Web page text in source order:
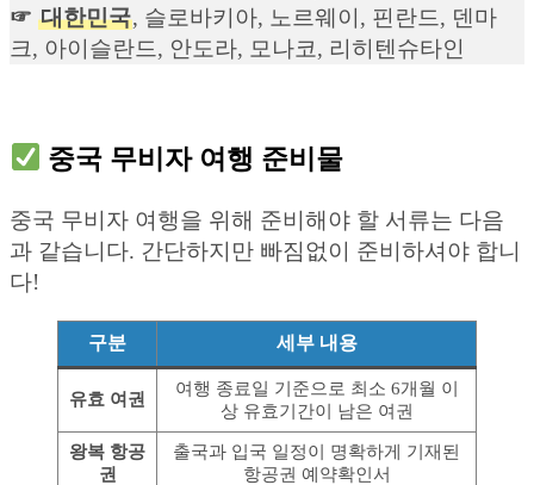
☞ 대한민국, 슬로바키아, 노르웨이, 핀란드, 덴마
크, 아이슬란드, 안도라, 모나코, 리히텐슈타인
중국 무비자 여행 준비물
중국 무비자 여행을 위해 준비해야 할 서류는 다음
과 같습니다. 간단하지만 빠짐없이 준비하셔야 합니
다!
구분 세부 내용
유효 여권
여행 종료일 기준으로 최소 6개월 이
상 유효기간이 남은 여권
왕복 항공
권
출국과 입국 일정이 명확하게 기재된
항공권 예약확인서